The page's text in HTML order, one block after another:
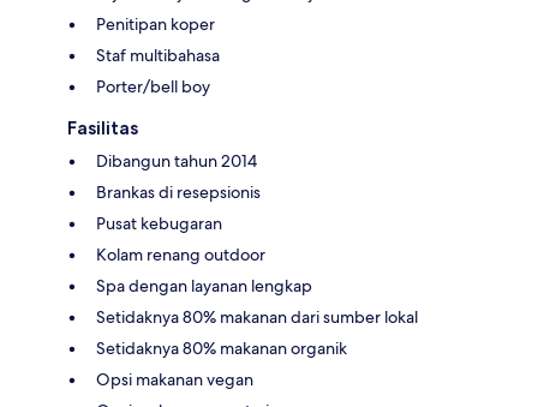
Penitipan koper
Staf multibahasa
Porter/bell boy
Fasilitas
Dibangun tahun 2014
Brankas di resepsionis
Pusat kebugaran
Kolam renang outdoor
Spa dengan layanan lengkap
Setidaknya 80% makanan dari sumber lokal
Setidaknya 80% makanan organik
Opsi makanan vegan